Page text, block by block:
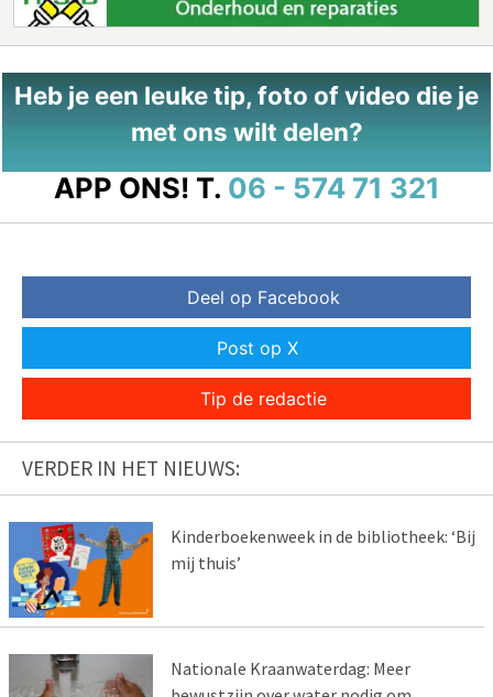
Heb je een leuke tip, foto of video die je
met ons wilt delen?
APP ONS! T. 06 - 574 71 321
Deel op Facebook
Post op X
Tip de redactie
VERDER IN HET NIEUWS:
Kinderboekenweek in de bibliotheek: ‘Bij
mij thuis’
Nationale Kraanwaterdag: Meer